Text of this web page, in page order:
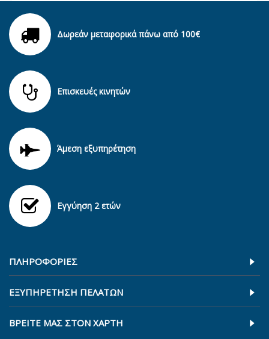
Δωρεάν μεταφορικά πάνω από 100€
Επισκευές κινητών
Άμεση εξυπηρέτηση
Εγγύηση 2 ετών
ΠΛΗΡΟΦΟΡΊΕΣ
ΕΞΥΠΗΡΕΤΗΣΗ ΠΕΛΑΤΩΝ
ΒΡΕΊΤΕ ΜΑΣ ΣΤΟΝ ΧΆΡΤΗ